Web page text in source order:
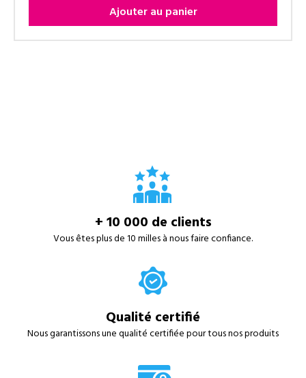
Ajouter au panier
+ 10 000 de clients
Vous êtes plus de 10 milles à nous faire confiance.
Qualité certifié
Nous garantissons une qualité certifiée pour tous nos produits